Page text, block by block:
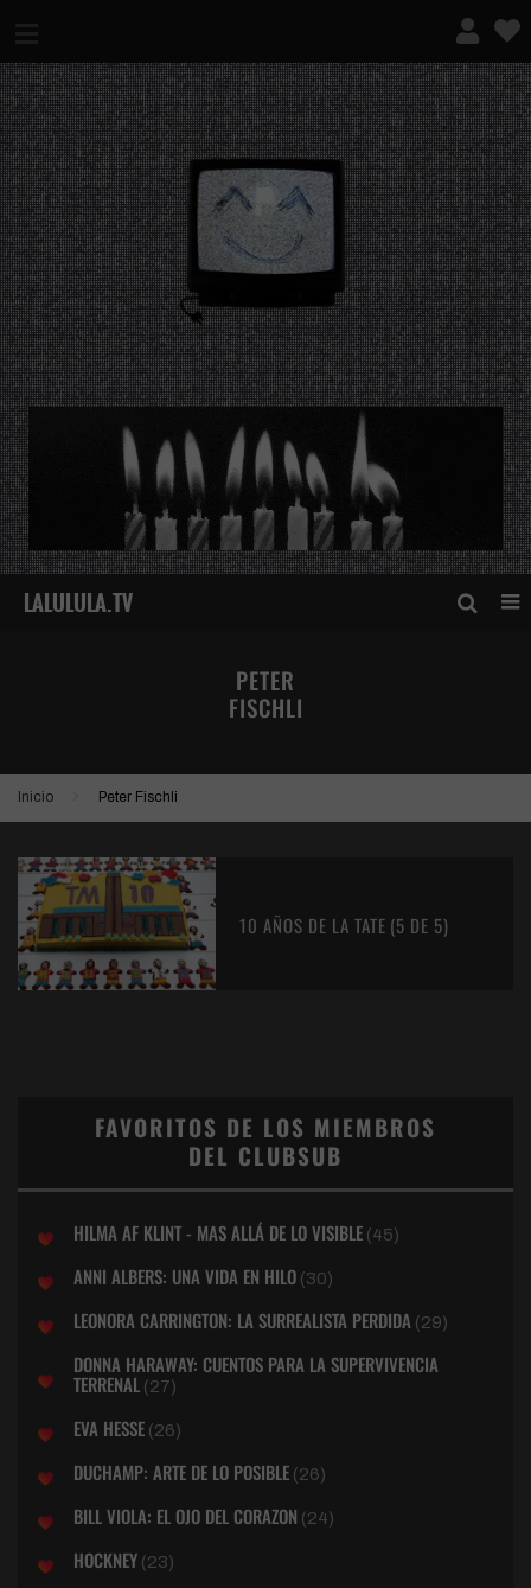
¿QUÉ ES ESTO?
PETER
FISCHLI
Inicio Peter Fischli
10 AÑOS DE LA TATE (5 DE 5)
FAVORITOS DE LOS MIEMBROS
DEL CLUBSUB
HILMA AF KLINT - MAS ALLÁ DE LO VISIBLE (45)
ANNI ALBERS: UNA VIDA EN HILO (30)
LEONORA CARRINGTON: LA SURREALISTA PERDIDA (29)
DONNA HARAWAY: CUENTOS PARA LA SUPERVIVENCIA
TERRENAL (27)
EVA HESSE (26)
DUCHAMP: ARTE DE LO POSIBLE (26)
BILL VIOLA: EL OJO DEL CORAZON (24)
HOCKNEY (23)